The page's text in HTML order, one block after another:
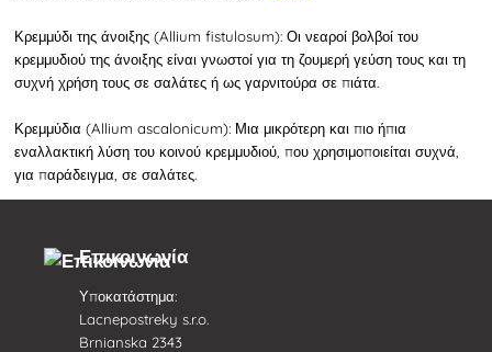
Κρεμμύδι της άνοιξης (Allium fistulosum): Οι νεαροί βολβοί του
κρεμμυδιού της άνοιξης είναι γνωστοί για τη ζουμερή γεύση τους και τη
συχνή χρήση τους σε σαλάτες ή ως γαρνιτούρα σε πιάτα.
Κρεμμύδια (Allium ascalonicum): Μια μικρότερη και πιο ήπια
εναλλακτική λύση του κοινού κρεμμυδιού, που χρησιμοποιείται συχνά,
για παράδειγμα, σε σαλάτες.
Επικοινωνία
Υποκατάστημα:
Lacnepostreky s.r.o.
Brnianska 2343